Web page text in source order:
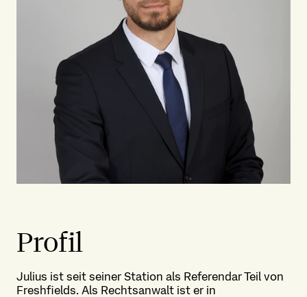
Profil
Julius ist seit seiner Station als Referendar Teil von
Freshfields. Als Rechtsanwalt ist er in